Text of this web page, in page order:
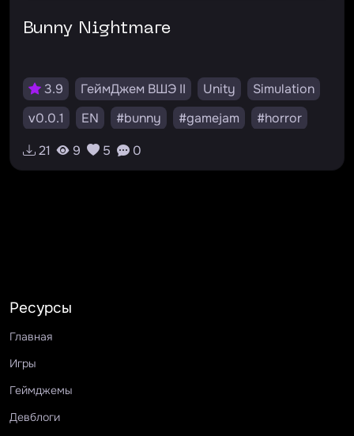
Bunny Nightmare
3.9 ГеймДжем ВШЭ II Unity
Simulation
v0.0.1
EN #bunny #gamejam
#horror
#unity
#scary
21 9 5 0
Ресурсы
Главная
Игры
Геймджемы
Девблоги